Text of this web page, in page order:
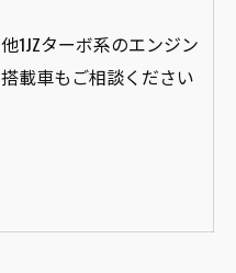
他1JZターボ系のエンジン
搭載車もご相談ください